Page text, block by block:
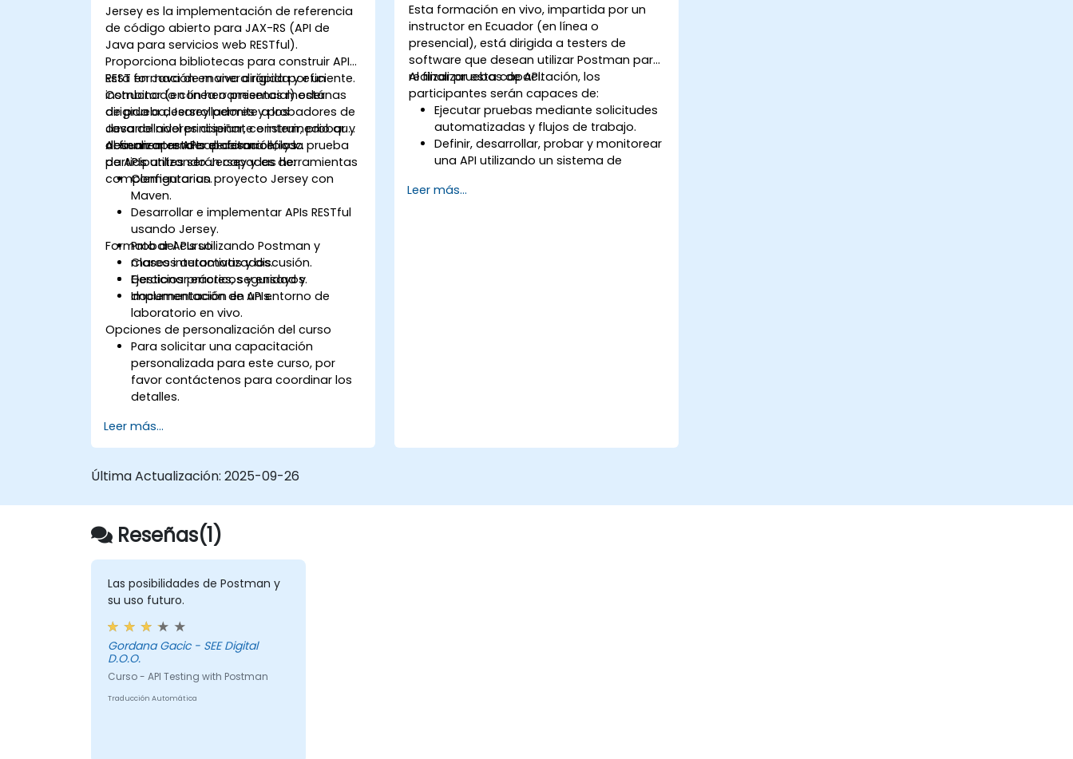
Jersey es la implementación de referencia
de código abierto para JAX-RS (API de
Java para servicios web RESTful).
Proporciona bibliotecas para construir APIs
REST en Java de manera rápida y eficiente.
Combinado con herramientas modernas
de prueba, Jersey permite a los
desarrolladores diseñar, construir, probar y
documentar APIs de forma eficaz.
Esta formación en vivo dirigida por un
instructor (en línea o presencial) está
dirigida a desarrolladores y probadores de
Java de nivel principiante e intermedio que
desean aprender el desarrollo y la prueba
de APIs utilizando Jersey y las herramientas
complementarias.
Al finalizar esta capacitación, los
participantes serán capaces de:
Configurar un proyecto Jersey con
Maven.
Desarrollar e implementar APIs RESTful
usando Jersey.
Probar APIs utilizando Postman y
marcos automatizados.
Gestionar errores, seguridad y
documentación de APIs.
Formato del curso
Clases interactivas y discusión.
Ejercicios prácticos y ensayos.
Implementación en un entorno de
laboratorio en vivo.
Opciones de personalización del curso
Para solicitar una capacitación
personalizada para este curso, por
favor contáctenos para coordinar los
detalles.
Leer más...
Esta formación en vivo, impartida por un
instructor en Ecuador (en línea o
presencial), está dirigida a testers de
software que desean utilizar Postman para
realizar pruebas de API.
Al finalizar esta capacitación, los
participantes serán capaces de:
Ejecutar pruebas mediante solicitudes
automatizadas y flujos de trabajo.
Definir, desarrollar, probar y monitorear
una API utilizando un sistema de
Generar datos dinámicos en una
Leer más...
Última Actualización: 2025-09-26
Reseñas(1)
Las posibilidades de Postman y
su uso futuro.
Gordana Gacic - SEE Digital
D.O.O.
Curso - API Testing with Postman
Traducción Automática